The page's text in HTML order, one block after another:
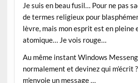
Je suis en beau fusil… Pour ne pas
de termes religieux pour
lèvre, mais mon esprit est en pleine
atomique… Je vois rouge…
Au même instant Windows
normalement et devinez qui m’écrit
m’envoie un message …